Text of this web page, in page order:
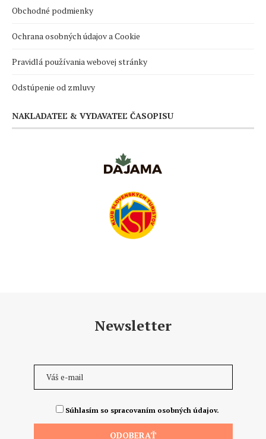
Obchodné podmienky
Ochrana osobných údajov a Cookie
Pravidlá používania webovej stránky
Odstúpenie od zmluvy
NAKLADATEĽ & VYDAVATEĽ ČASOPISU
Newsletter
Súhlasím so spracovaním osobných údajov.